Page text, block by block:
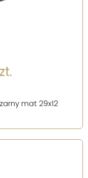
mat 29x12